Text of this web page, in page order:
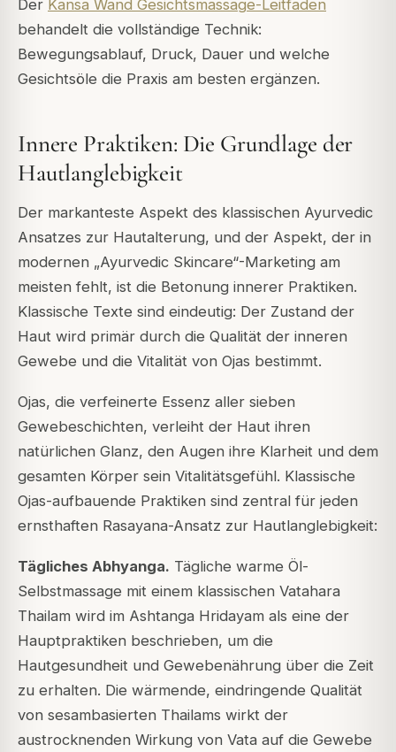
Der Kansa Wand Gesichtsmassage-Leitfaden
behandelt die vollständige Technik:
Bewegungsablauf, Druck, Dauer und welche
Gesichtsöle die Praxis am besten ergänzen.
Innere Praktiken: Die Grundlage der
Hautlanglebigkeit
Der markanteste Aspekt des klassischen Ayurvedic
Ansatzes zur Hautalterung, und der Aspekt, der in
modernen „Ayurvedic Skincare“-Marketing am
meisten fehlt, ist die Betonung innerer Praktiken.
Klassische Texte sind eindeutig: Der Zustand der
Haut wird primär durch die Qualität der inneren
Gewebe und die Vitalität von Ojas bestimmt.
Ojas, die verfeinerte Essenz aller sieben
Gewebeschichten, verleiht der Haut ihren
natürlichen Glanz, den Augen ihre Klarheit und dem
gesamten Körper sein Vitalitätsgefühl. Klassische
Ojas-aufbauende Praktiken sind zentral für jeden
ernsthaften Rasayana-Ansatz zur Hautlanglebigkeit:
Tägliches Abhyanga. Tägliche warme Öl-
Selbstmassage mit einem klassischen Vatahara
Thailam wird im Ashtanga Hridayam als eine der
Hauptpraktiken beschrieben, um die
Hautgesundheit und Gewebenährung über die Zeit
zu erhalten. Die wärmende, eindringende Qualität
von sesambasierten Thailams wirkt der
austrocknenden Wirkung von Vata auf die Gewebe